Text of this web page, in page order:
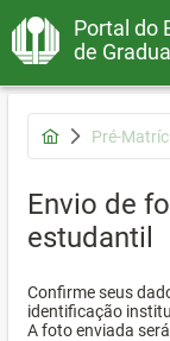
Portal do
de
Pré-
Envio de
estudantil
Confirme seus
identificação
A foto enviada